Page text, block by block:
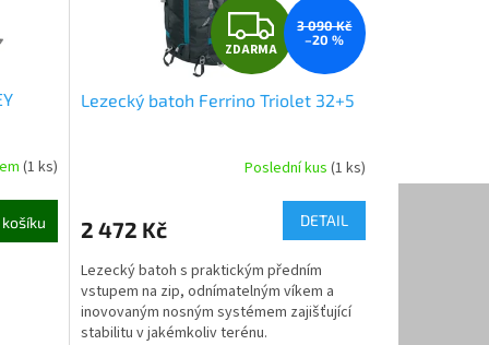
(1 ks)
košíku
Z
D
A
R
M
A
ZDARMA
3 090 Kč
–20 %
Lezecký batoh Ferrino Triolet 32+5
Poslední kus (1 ks)
2 472 Kč DETAIL
Lezecký batoh s praktickým předním
vstupem na zip, odnímatelným víkem a
inovovaným nosným systémem zajišťující
stabilitu v jakémkoliv terénu.